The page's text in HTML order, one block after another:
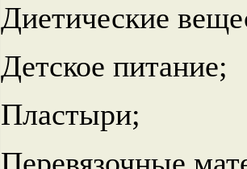
Диетические
Детское питание;
Пластыри;